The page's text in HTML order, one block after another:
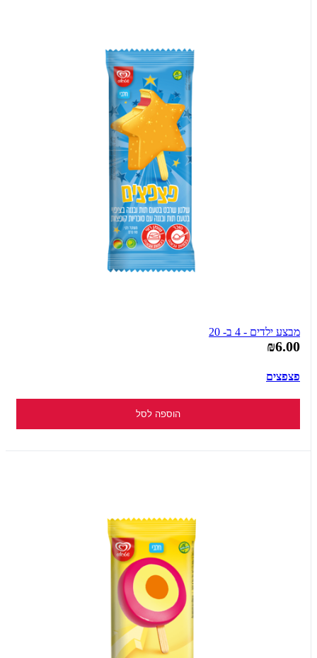
מבצע ילדים - 4 ב- 20
₪6.00
פצפצים
הוספה לסל